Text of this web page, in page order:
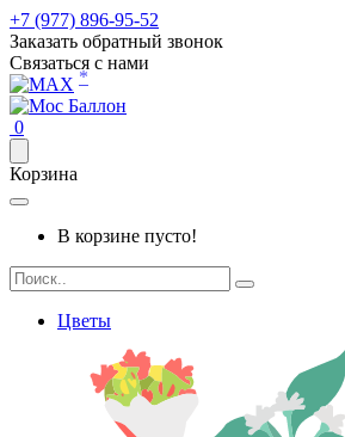
+7 (977) 896-95-52
Заказать обратный звонок
Связаться с нами
*
0
Корзина
В корзине пусто!
Цветы